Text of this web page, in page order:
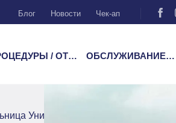
Блог Новости Чек-ап
/ ОТДЕЛЕНИЯ ОБСЛУЖИВАНИЕ ПАЦИЕНТОВ
Университета Медиполь в Анкаре